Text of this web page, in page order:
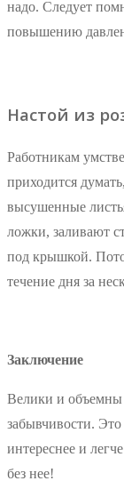
надо. Следует
повышению
Настой из
Работникам
приходится
высушенные
ложки, заливают
под крышкой.
течение дня за
Заключение
Велики и
забывчивости.
интереснее и
без нее!